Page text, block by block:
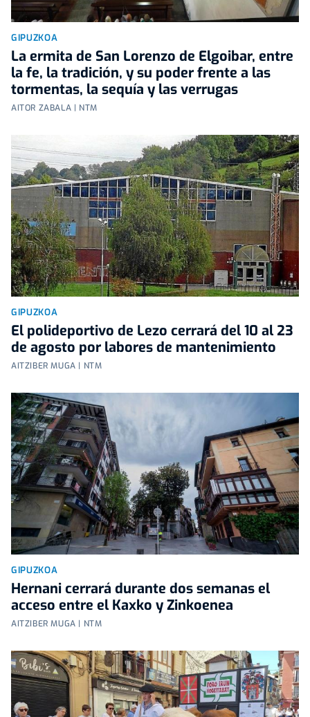
GIPUZKOA
La ermita de San Lorenzo de Elgoibar, entre
la fe, la tradición, y su poder frente a las
tormentas, la sequía y las verrugas
AITOR ZABALA | NTM
GIPUZKOA
El polideportivo de Lezo cerrará del 10 al 23
de agosto por labores de mantenimiento
AITZIBER MUGA | NTM
GIPUZKOA
Hernani cerrará durante dos semanas el
acceso entre el Kaxko y Zinkoenea
AITZIBER MUGA | NTM